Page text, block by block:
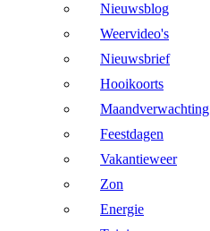
Nieuwsblog
Weervideo's
Nieuwsbrief
Hooikoorts
Maandverwachting
Feestdagen
Vakantieweer
Zon
Energie